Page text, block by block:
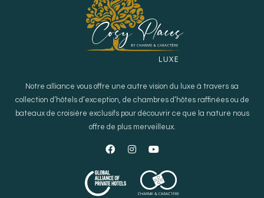
Notre alliance vous offre une autre vision du luxe à travers sa
collection d’hôtels d’exception, de chambres d’hôtes raffinées ou de
bateaux de croisière exclusifs pour découvrir ce que la nature nous
offre de plus merveilleux.